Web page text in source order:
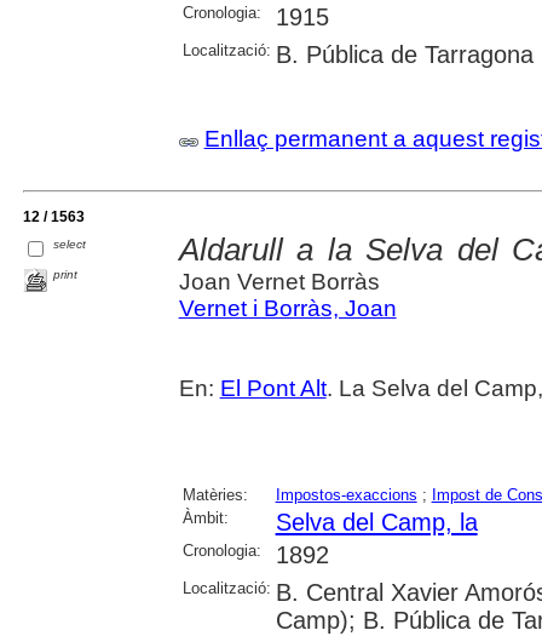
Cronologia: 1915
Localització: B. Pública de Tarragona
Enllaç permanent a aquest
12 / 1563
select
print
Aldarull a la Selva del
Joan Vernet Borràs
Vernet i Borràs, Joan
En: El Pont Alt. La Selva del
Matèries: Impostos-exaccions ; Impost de
Àmbit:
Selva del Camp, la
Cronologia: 1892
Localització: B. Central Xavier
Camp); B. Pública de